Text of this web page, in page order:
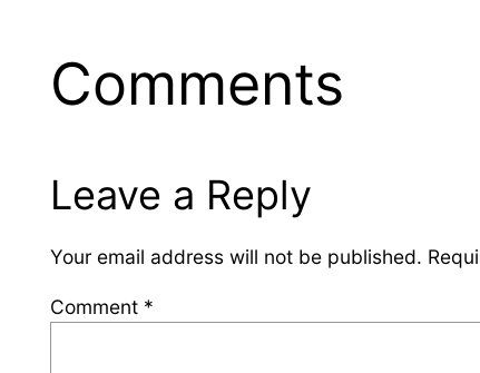
Comments
Leave a Reply
Your email address will not be published.
Comment *